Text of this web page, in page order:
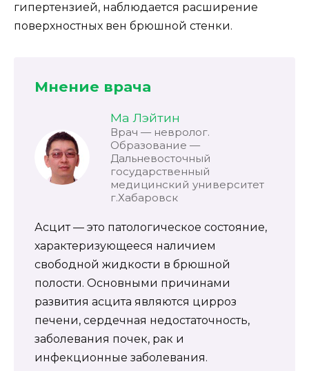
гипертензией, наблюдается расширение
поверхностных вен брюшной стенки.
Мнение врача
Ма Лэйтин
Врач — невролог.
Образование —
Дальневосточный
государственный
медицинский университет
г.Хабаровск
Асцит — это патологическое состояние,
характеризующееся наличием
свободной жидкости в брюшной
полости. Основными причинами
развития асцита являются цирроз
печени, сердечная недостаточность,
заболевания почек, рак и
инфекционные заболевания.